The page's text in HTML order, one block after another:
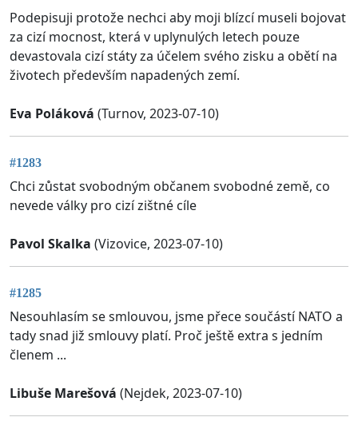
Podepisuji protože nechci aby moji blízcí museli bojovat
za cizí mocnost, která v uplynulých letech pouze
devastovala cizí státy za účelem svého zisku a obětí na
životech především napadených zemí.
Eva Poláková (Turnov, 2023-07-10)
#1283
Chci zůstat svobodným občanem svobodné země, co
nevede války pro cizí zištné cíle
Pavol Skalka (Vizovice, 2023-07-10)
#1285
Nesouhlasím se smlouvou, jsme přece součástí NATO a
tady snad již smlouvy platí. Proč ještě extra s jedním
členem ...
Libuše Marešová (Nejdek, 2023-07-10)